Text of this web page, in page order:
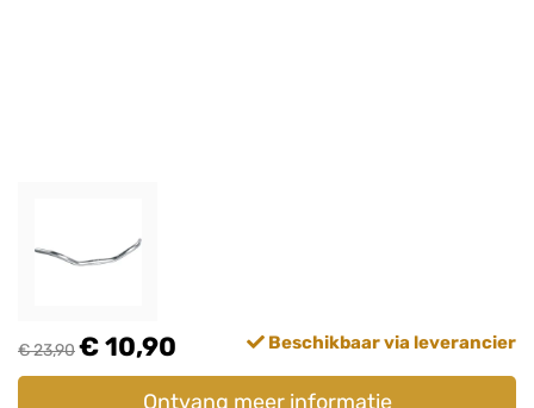
€ 23,90€ 10,90 Beschikbaar via leverancier
Ontvang meer informatie